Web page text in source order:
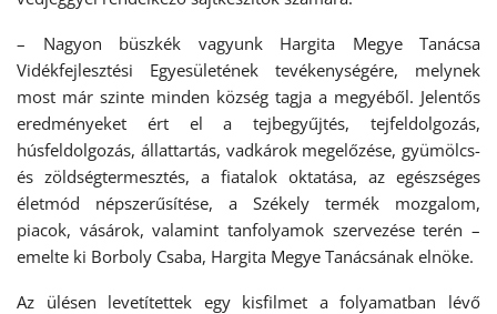
– Nagyon büszkék vagyunk Hargita Megye Tanácsa
Vidékfejlesztési Egyesületének tevékenységére, melynek
most már szinte minden község tagja a megyéből. Jelentős
eredményeket ért el a tejbegyűjtés, tejfeldolgozás,
húsfeldolgozás, állattartás, vadkárok megelőzése, gyümölcs-
és zöldségtermesztés, a fiatalok oktatása, az egészséges
életmód népszerűsítése, a Székely termék mozgalom,
piacok, vásárok, valamint tanfolyamok szervezése terén –
emelte ki Borboly Csaba, Hargita Megye Tanácsának elnöke.
Az ülésen levetítettek egy kisfilmet a folyamatban lévő